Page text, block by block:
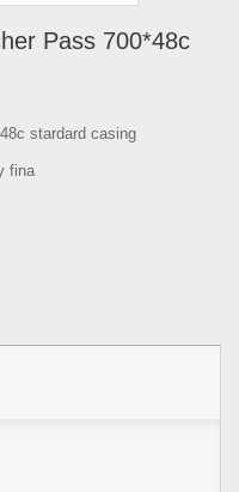
Pass 700*48c
stardard casing
fina